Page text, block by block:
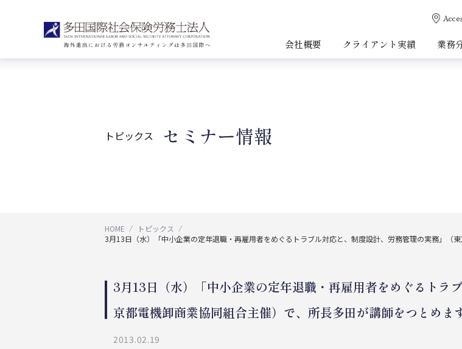
会社概要 クライアント実績 業務
トピックス セミナー情報
HOME
トピックス
3月13日（水）「中小企業の定年退職・再雇用者をめぐるトラブル対応と、制度設計、労務管理の実務」（
3月13日（水）「中小企業の定年退職・再雇用者をめぐるトラ
京都電機卸商業協同組合主催）で、所長多田が講師をつとめます
2013.02.19